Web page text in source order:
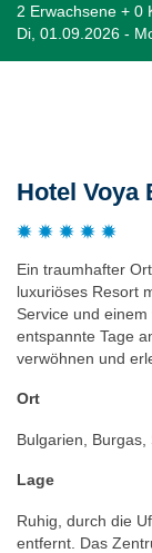
2 Erwachsene + 0
Di, 01.09.2026 -
Hotel Voya
Ein traumhafter
luxuriöses Resort
Service und
entspannte Tage
verwöhnen und
Ort
Bulgarien, Burgas,
Lage
Ruhig, durch die
entfernt. Das